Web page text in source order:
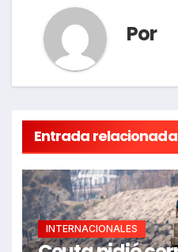
Por
Entrada relacionada
INTERNACIONALES